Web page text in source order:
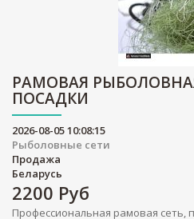
РАМОВАЯ
ПОСАДКИ
2026-08-05 10:08:15
Рыболовные сети
Продажа
Беларусь
2200 Руб
Профессиональная рамовая сеть,